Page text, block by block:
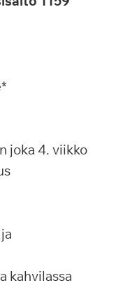
joka 4. viikko
kahvilassa